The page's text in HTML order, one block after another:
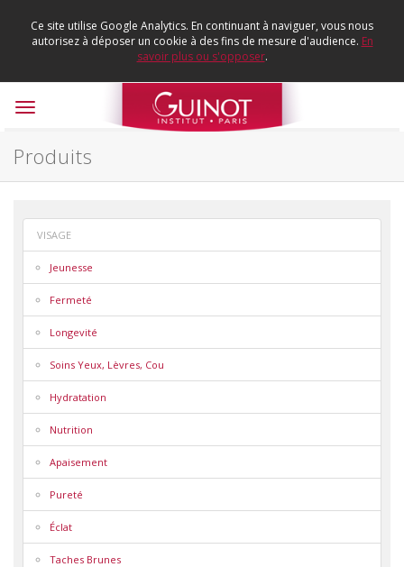
Ce site utilise Google Analytics. En continuant à naviguer, vous nous
autorisez à déposer un cookie à des fins de mesure d'audience. En
savoir plus ou s'opposer.
Toggle
Produits
VISAGE
Jeunesse
Fermeté
Longevité
Soins Yeux, Lèvres, Cou
Hydratation
Nutrition
Apaisement
Pureté
Éclat
Taches Brunes